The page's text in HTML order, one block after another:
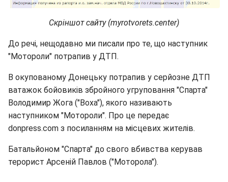
Скріншот сайту (myrotvorets.center)
До речі, нещодавно ми писали про те, що наступник
"Мотороли" потрапив у ДТП.
В окупованому Донецьку потрапив у серйозне ДТП
ватажок бойовиків збройного угруповання "Спарта"
Володимир Жога ("Воха"), якого називають
наступником "Мотороли". Про це передає
donpress.com з посиланням на місцевих жителів.
Батальйоном "Спарта" до свого вбивства керував
терорист Арсеній Павлов ("Моторола").